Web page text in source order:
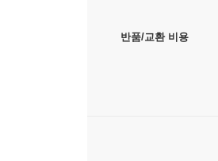
반품/교환 비용